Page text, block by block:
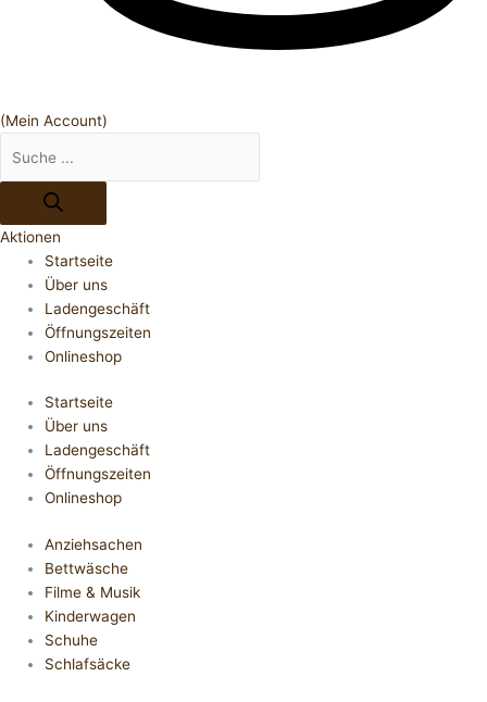
(Mein Account)
Aktionen
Startseite
Über uns
Ladengeschäft
Öffnungszeiten
Onlineshop
Startseite
Über uns
Ladengeschäft
Öffnungszeiten
Onlineshop
Anziehsachen
Bettwäsche
Filme & Musik
Kinderwagen
Schuhe
Schlafsäcke